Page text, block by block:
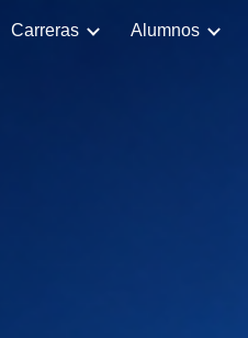
Skip to navigation
Carreras Alumnos